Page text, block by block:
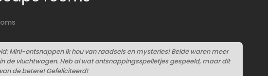
Mini-ontsnappen Ik hou van raadsels en mysteries! Beide waren meer
de vluchtwagen. Heb al wat ontsnappingsspelletjes gespeeld, maar dit
de betere! Gefeliciteerd!